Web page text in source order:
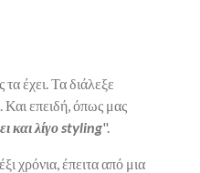
έχει. Τα διάλεξε
. Και επειδή, όπως μας
και λίγο styling".
χρόνια, έπειτα από μια